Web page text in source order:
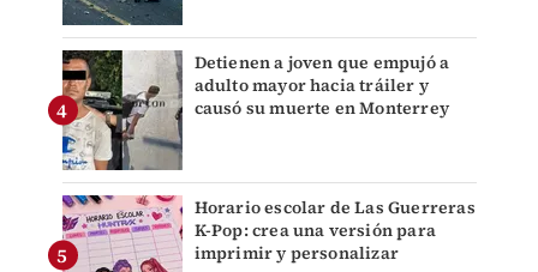
Detienen a joven que empujó a
adulto mayor hacia tráiler y
causó su muerte en Monterrey
Horario escolar de Las Guerreras
K-Pop: crea una versión para
imprimir y personalizar